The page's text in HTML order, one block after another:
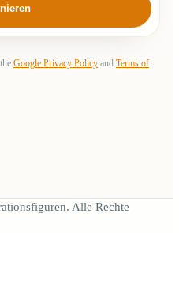
Google Privacy Policy and Terms of
Alle Rechte